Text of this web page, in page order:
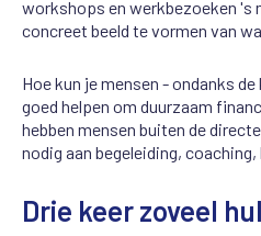
workshops en werkbezoeken 's
concreet beeld te vormen van
Hoe kun je mensen - ondanks
goed helpen om duurzaam
hebben mensen buiten de
nodig aan begeleiding, coaching,
Drie keer zoveel